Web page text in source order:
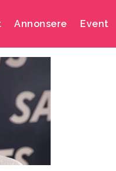
Annonsere Event